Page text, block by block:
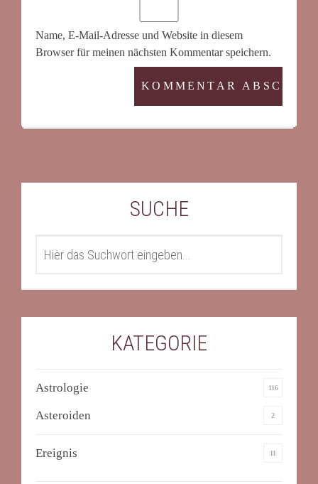
Name, E-Mail-Adresse und Website in diesem
Browser für meinen nächsten Kommentar speichern.
SUCHE
KATEGORIE
Astrologie 116
Asteroiden 2
Ereignis 11